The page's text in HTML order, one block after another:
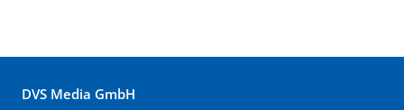
DVS Media GmbH